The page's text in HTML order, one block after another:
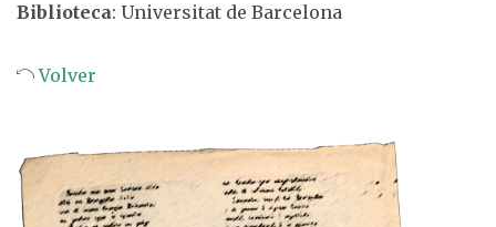
Biblioteca: Universitat de Barcelona
Volver